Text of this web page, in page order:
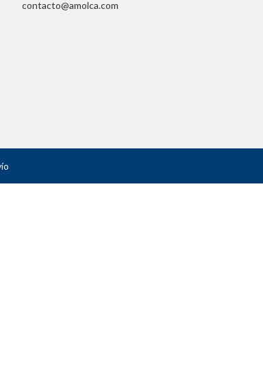
contacto@amolca.com